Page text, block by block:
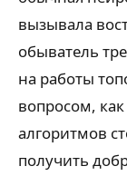
вызывала
обыватель
на работы
вопросом,
алгоритмов
получить